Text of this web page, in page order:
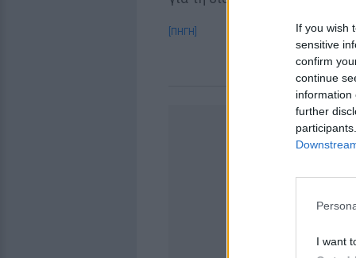
If you wish
sensitive
confirm
continue
information
further
I want
[ΠΗΓΗ]